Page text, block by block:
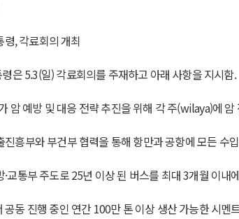
령, 각료회의 개최
령은 5.3(일) 각료회의를 주재하고 아래 사항을 지시함.
암 예방 및 대응 전략 추진을 위해 각 주(wilaya)에 암
진흥부와 부건부 협력을 통해 항만과 공항에 모든 수
·교통부 주도로 25년 이상 된 버스를 최대 3개월 이내
공동 진행 중인 연간 100만 톤 이상 생산 가능한 시멘